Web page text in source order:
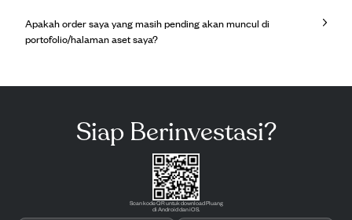
Apakah order saya yang masih pending akan muncul di
portofolio/halaman aset saya?
Siap Berinvestasi?
Scan kode QR untuk download Pluang
di Android dan iOS.